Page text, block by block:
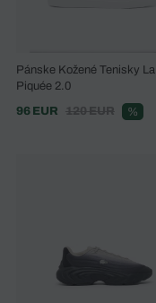
Pánske Kožené Tenisky La
Piquée 2.0
96 EUR
120 EUR %